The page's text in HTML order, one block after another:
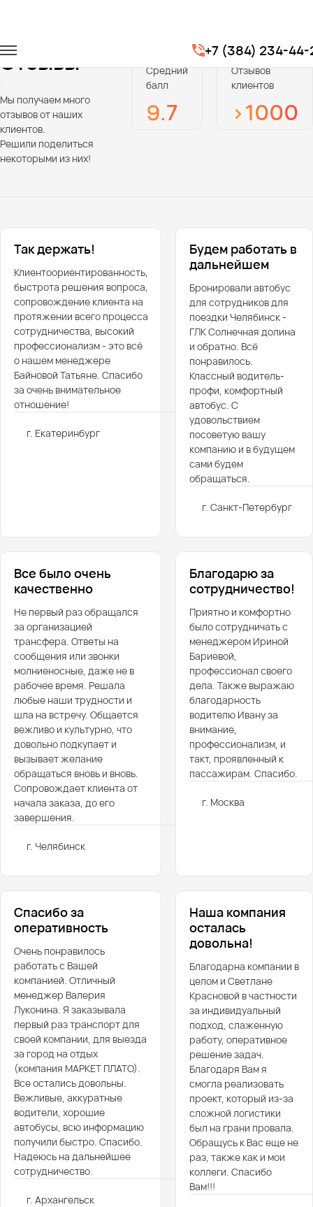
+7 (384) 234-
Отзывы
Мы получаем много
отзывов от наших
клиентов.
Решили поделиться
некоторыми из них!
Средний
балл
9.7
Отзывов
клиентов
>1000
Так держать!
Клиентоориентированность,
быстрота решения вопроса,
сопровождение клиента на
протяжении всего процесса
сотрудничества, высокий
профессионализм - это всё
о нашем менеджере
Байновой Татьяне. Спасибо
за очень внимательное
отношение!
г. Екатеринбург
Будем работать в
дальнейшем
Бронировали автобус
для сотрудников для
поездки Челябинск -
ГЛК Солнечная долина
и обратно. Всё
понравилось.
Классный водитель-
профи, комфортный
автобус. С
удовольствием
посоветую вашу
компанию и в будущем
сами будем
обращаться.
г. Санкт-Петербург
Все было очень
качественно
Не первый раз обращался
за организацией
трансфера. Ответы на
сообщения или звонки
молниеносные, даже не в
рабочее время. Решала
любые наши трудности и
шла на встречу. Общается
вежливо и культурно, что
довольно подкупает и
вызывает желание
обращаться вновь и вновь.
Сопровождает клиента от
начала заказа, до его
завершения.
г. Челябинск
Благодарю за
сотрудничество!
Приятно и комфортно
было сотрудничать с
менеджером Ириной
Бариевой,
профессионал своего
дела. Также выражаю
благодарность
водителю Ивану за
внимание,
профессионализм, и
такт, проявленный к
пассажирам. Спасибо.
г. Москва
Спасибо за
оперативность
Очень понравилось
работать с Вашей
компанией. Отличный
менеджер Валерия
Луконина. Я заказывала
первый раз транспорт для
своей компании, для выезда
за город на отдых
(компания МАРКЕТ ПЛАТО).
Все остались довольны.
Вежливые, аккуратные
водители, хорошие
автобусы, всю информацию
получили быстро. Спасибо.
Надеюсь на дальнейшее
сотрудничество.
г. Архангельск
Наша компания
осталась
довольна!
Благодарна компании в
целом и Светлане
Красновой в частности
за индивидуальный
подход, слаженную
работу, оперативное
решение задач.
Благодаря Вам я
смогла реализовать
проект, который из-за
сложной логистики
был на грани провала.
Обращусь к Вас еще не
раз, также как и мои
коллеги. Спасибо
Вам!!!